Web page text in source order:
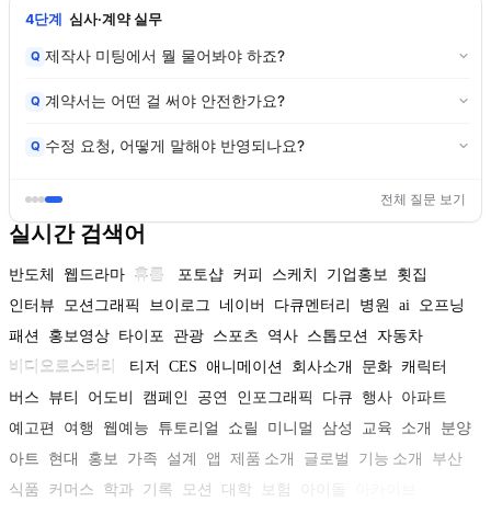
4단계 심사·계약 실무
Q 제작사 미팅에서 뭘 물어봐야 하죠?
Q 계약서는 어떤 걸 써야 안전한가요?
Q 수정 요청, 어떻게 말해야 반영되나요?
전체 질문 보기
실시간 검색어
반도체 웹드라마 휴롬 포토샵 커피 스케치 기업홍보
횟집
인터뷰
모션그래픽 브이로그 네이버 다큐멘터리 병원 ai
오프닝
패션
홍보영상 타이포 관광 스포츠 역사 스톱모션
자동차
비디오로스터리
티저 CES 애니메이션 회사소개 문화 캐릭터
버스
뷰티 어도비 캠페인 공연 인포그래픽 다큐 행사 아파트
예고편
여행 웹예능 튜토리얼 쇼릴 미니멀 삼성 교육 소개
분양
아트
현대 홍보 가족 설계 앱 제품 소개 글로벌 기능 소개
부산
식품
커머스 학과 기록 모션 대학 보험